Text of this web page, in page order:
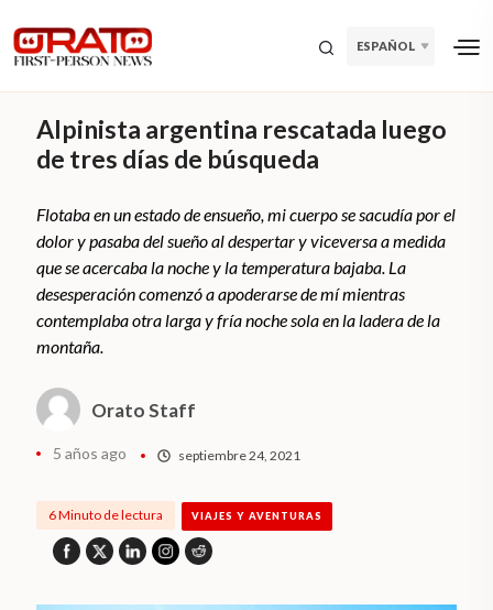
ESPAÑOL
Alpinista argentina rescatada luego
de tres días de búsqueda
Flotaba en un estado de ensueño, mi cuerpo se sacudía por el
dolor y pasaba del sueño al despertar y viceversa a medida
que se acercaba la noche y la temperatura bajaba. La
desesperación comenzó a apoderarse de mí mientras
contemplaba otra larga y fría noche sola en la ladera de la
montaña.
Orato Staff
5 años ago septiembre 24, 2021
6 Minuto de lectura VIAJES Y AVENTURAS